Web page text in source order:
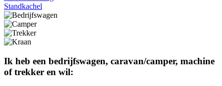
Standkachel
Ik heb een bedrijfswagen, caravan/camper, machine
of trekker en wil: